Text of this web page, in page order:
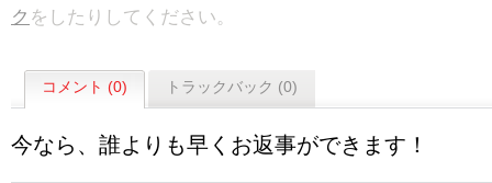
ク をしたりしてください。
コメント (0) トラックバック (0)
今なら、誰よりも早くお返事ができます！